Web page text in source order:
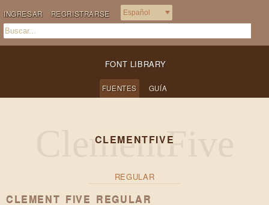
INGRESAR REGRISTRARSE
FONT LIBRARY
FUENTES GUÍA
CLEMENTFIVE
REGULAR
CLEMENT FIVE REGULAR